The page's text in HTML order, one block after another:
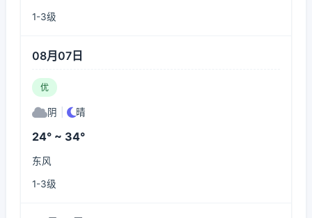
1-3级
08月07日
优
阴 晴
24° ~ 34°
东风
1-3级